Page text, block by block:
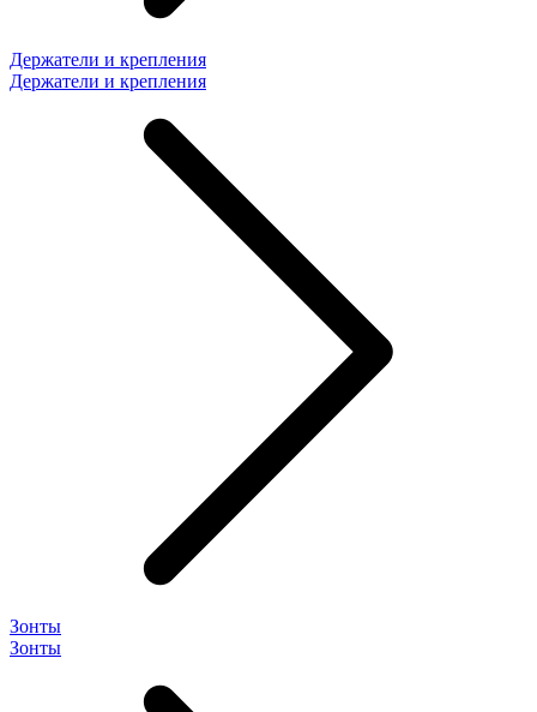
Держатели и крепления
Держатели и крепления
Зонты
Зонты